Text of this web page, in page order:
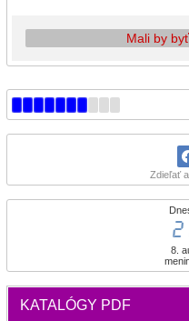
Zdieľať
8.
KATALÓGY PDF
Mali by